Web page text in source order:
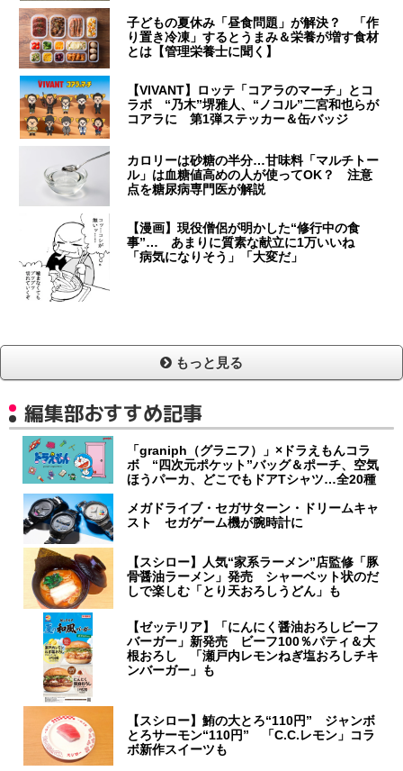
子どもの夏休み「昼食問題」が解決？ 「作
り置き冷凍」するとうまみ＆栄養が増す食材
とは【管理栄養士に聞く】
【VIVANT】ロッテ「コアラのマーチ」とコ
ラボ “乃木”堺雅人、“ノコル”二宮和也らが
コアラに 第1弾ステッカー＆缶バッジ
カロリーは砂糖の半分…甘味料「マルチトー
ル」は血糖値高めの人が使ってOK？ 注意
点を糖尿病専門医が解説
【漫画】現役僧侶が明かした“修行中の食
事”… あまりに質素な献立に1万いいね
「病気になりそう」「大変だ」
もっと見る
編集部おすすめ記事
「graniph（グラニフ）」×ドラえもんコラ
ボ “四次元ポケット”バッグ＆ポーチ、空気
ほうパーカ、どこでもドアTシャツ…全20種
メガドライブ・セガサターン・ドリームキャ
スト セガゲーム機が腕時計に
【スシロー】人気“家系ラーメン”店監修「豚
骨醤油ラーメン」発売 シャーベット状のだ
しで楽しむ「とり天おろしうどん」も
【ゼッテリア】「にんにく醤油おろしビーフ
バーガー」新発売 ビーフ100％パティ＆大
根おろし 「瀬戸内レモンねぎ塩おろしチキ
ンバーガー」も
【スシロー】鮪の大とろ“110円” ジャンボ
とろサーモン“110円” 「C.C.レモン」コラ
ボ新作スイーツも